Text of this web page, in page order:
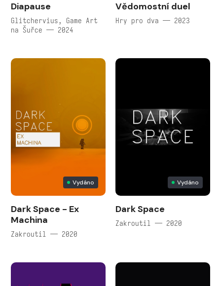
Diapause
Glitchervius, Game Art
na Šuřce — 2024
Vědomostní duel
Hry pro dva — 2023
Vydáno
Dark Space - Ex
Machina
Zakroutil — 2020
Vydáno
Dark Space
Zakroutil — 2020